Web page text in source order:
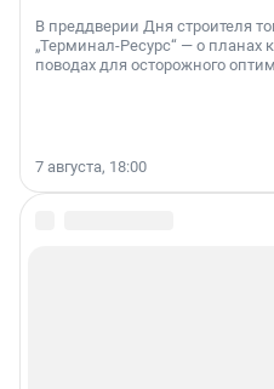
В преддверии Дня строителя
„Терминал-Ресурс“ — о планах
поводах для осторожного
7 августа, 18:00